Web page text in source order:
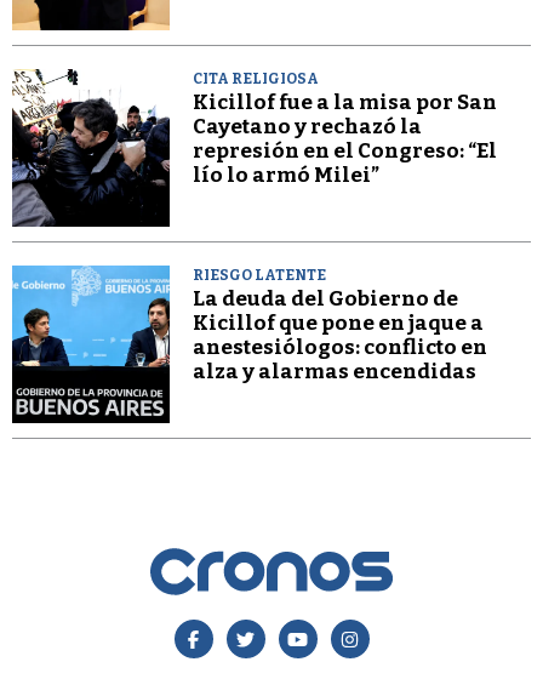
CITA RELIGIOSA
Kicillof fue a la misa por San
Cayetano y rechazó la
represión en el Congreso: “El
lío lo armó Milei”
RIESGO LATENTE
La deuda del Gobierno de
Kicillof que pone en jaque a
anestesiólogos: conflicto en
alza y alarmas encendidas